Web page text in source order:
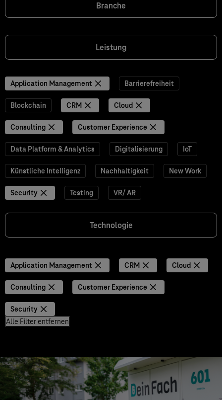
Branche
Leistung
Application Management Barrierefreiheit
Blockchain CRM Cloud
Consulting Customer Experience
Data Platform & Analytics Digitalisierung IoT
Künstliche Intelligenz Nachhaltigkeit New Work
Security Testing VR/ AR
Technologie
Application Management CRM Cloud
Consulting Customer Experience
Security
Alle Filter entfernen